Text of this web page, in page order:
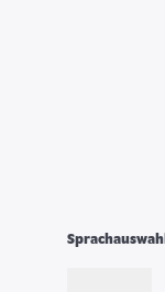
Sprachauswahl